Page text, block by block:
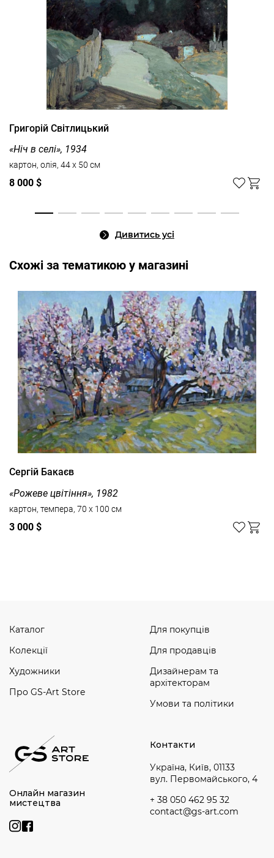
Григорій Світлицький
«Ніч в селі», 1934
картон, олія, 44 x 50 см
8 000 $
Дивитись усі
Cхожі за тематикою у магазині
Сергій Бакаєв
«Рожеве цвітіння», 1982
картон, темпера, 70 x 100 см
3 000 $
Онлайн магазин
мистецтва
Контакти
Україна, Київ, 01133
вул. Первомайського, 4
+ 38 050 462 95 32
contact@gs-art.com
Каталог
Колекції
Художники
Про GS-Art Store
Для покупців
Для продавців
Дизайнерам та
архітекторам
Умови та політики